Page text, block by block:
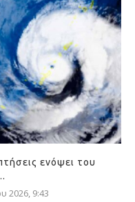
ενόψει του
2026, 9:43